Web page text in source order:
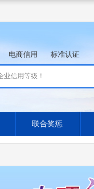
电商信用 标准认证
联合奖惩